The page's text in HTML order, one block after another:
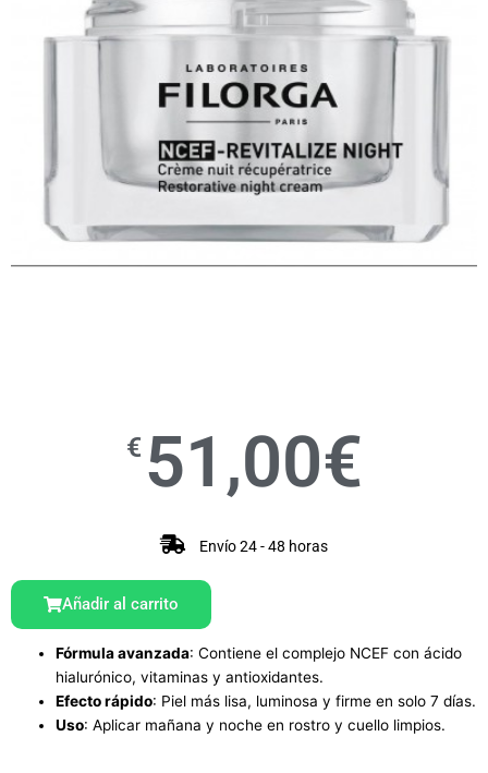
€ 51,00€
Envío 24 - 48 horas
Añadir al carrito
Fórmula avanzada: Contiene el complejo NCEF con ácido
hialurónico, vitaminas y antioxidantes.
Efecto rápido: Piel más lisa, luminosa y firme en solo 7 días.
Uso: Aplicar mañana y noche en rostro y cuello limpios.